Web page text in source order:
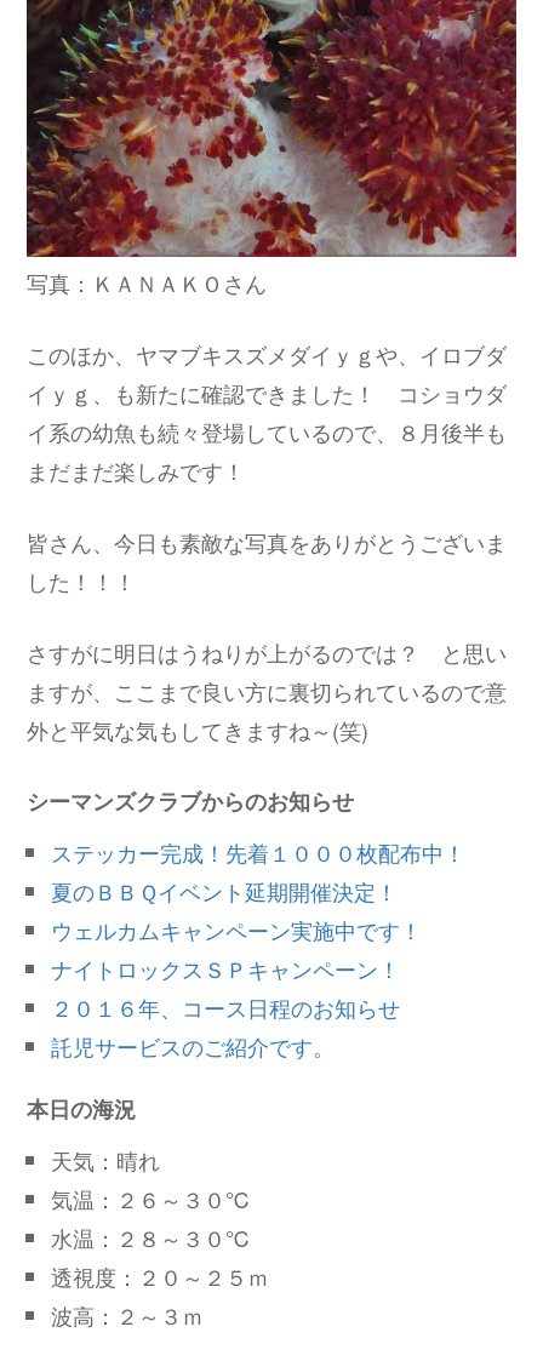
写真：ＫＡＮＡＫＯさん
このほか、ヤマブキスズメダイｙｇや、イロブダ
イｙｇ、も新たに確認できました！ コショウダ
イ系の幼魚も続々登場しているので、８月後半も
まだまだ楽しみです！
皆さん、今日も素敵な写真をありがとうございま
した！！！
さすがに明日はうねりが上がるのでは？ と思い
ますが、ここまで良い方に裏切られているので意
外と平気な気もしてきますね～(笑)
シーマンズクラブからのお知らせ
ステッカー完成！先着１０００枚配布中！
夏のＢＢＱイベント延期開催決定！
ウェルカムキャンペーン実施中です！
ナイトロックスＳＰキャンペーン！
２０１６年、コース日程のお知らせ
託児サービスのご紹介です。
本日の海況
天気：晴れ
気温：２６～３０℃
水温：２８～３０℃
透視度：２０～２５ｍ
波高：２～３ｍ